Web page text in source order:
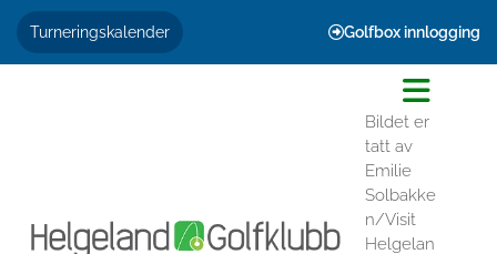
Turneringskalender Golfbox innlogging
Bildet er
tatt av
Emilie
Solbakke
n/Visit
Helgelan